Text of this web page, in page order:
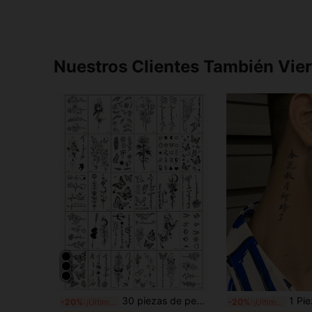
Nuestros Clientes También
-20% 30 piezas de pegatinas de tatuajes temporales con diseño negro, que incluyen pequeños patrones de plantas, rosas, mariposas, ramas, estrellas y luna, resistentes al agua y duraderas, adecuadas para los dedos, brazos, cuello y clavícula de hombres y mujeres para decoración diaria, citas y viajes -20% 1 Pieza Tatuaje Temporal A Prueba De